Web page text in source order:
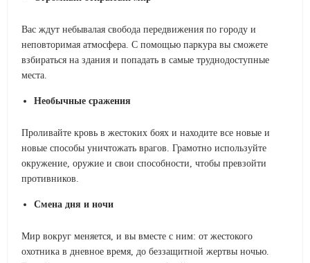
Вас ждут небывалая свобода передвижения по городу и
неповторимая атмосфера. С помощью паркура вы сможете
взбираться на здания и попадать в самые труднодоступные
места.
Необычные сражения
Проливайте кровь в жестоких боях и находите все новые и
новые способы уничтожать врагов. Грамотно используйте
окружение, оружие и свои способности, чтобы превзойти
противников.
Смена дня и ночи
Мир вокруг меняется, и вы вместе с ним: от жестокого
охотника в дневное время, до беззащитной жертвы ночью.